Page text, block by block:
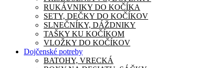
RUKÁVNIKY DO KOČÍKA
SETY, DEČKY DO KOČÍKOV
SLNEČNÍKY, DÁŽDNIKY
TAŠKY KU KOČÍKOM
VLOŽKY DO KOČÍKOV
Dojčenské potreby
BATOHY, VRECKÁ